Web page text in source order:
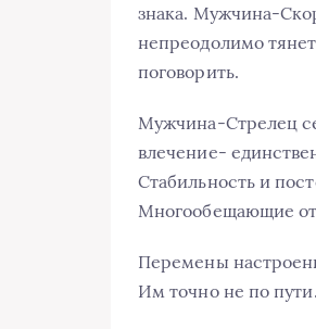
знака. Мужчина-
непреодолимо
поговорить.
Мужчина-Стрелец
влечение-
Стабильность и
Многообещающие
Перемены
Им точно не по пути.